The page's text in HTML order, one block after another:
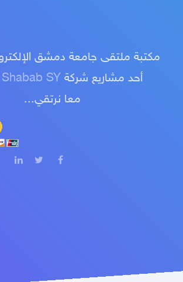
مكتبة ملتقى جامعة دمشق
أحد مشاريع شركة Shabab SY
معا نرتقي...